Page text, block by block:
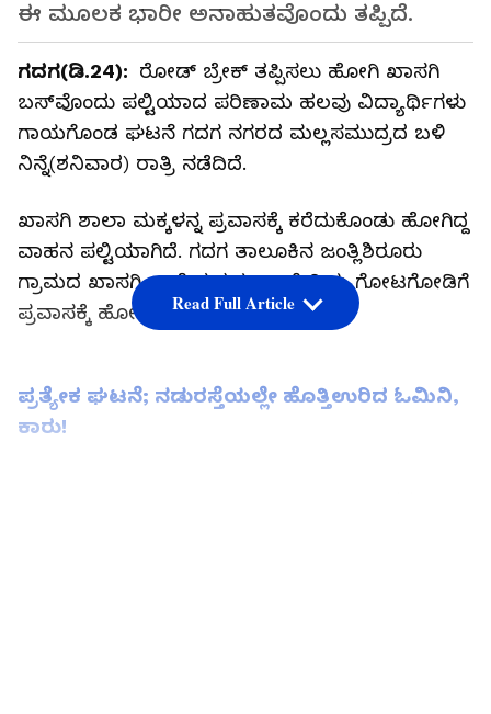
ಈ ಮೂಲಕ ಭಾರೀ ಅನಾಹುತವೊಂದು ತಪ್ಪಿದೆ.
ಗದಗ(ಡಿ.24): ರೋಡ್ ಬ್ರೇಕ್ ತಪ್ಪಿಸಲು ಹೋಗಿ ಖಾಸಗಿ
ಬಸ್‌ವೊಂದು ಪಲ್ಟಿಯಾದ ಪರಿಣಾಮ ಹಲವು ವಿದ್ಯಾರ್ಥಿಗಳು
ಗಾಯಗೊಂಡ ಘಟನೆ ಗದಗ ನಗರದ ಮಲ್ಲಸಮುದ್ರದ ಬಳಿ
ನಿನ್ನೆ(ಶನಿವಾರ) ರಾತ್ರಿ ನಡೆದಿದೆ.
ಖಾಸಗಿ ಶಾಲಾ ಮಕ್ಕಳನ್ನ ಪ್ರವಾಸಕ್ಕೆ ಕರೆದುಕೊಂಡು ಹೋಗಿದ್ದ
ವಾಹನ ಪಲ್ಟಿಯಾಗಿದೆ. ಗದಗ ತಾಲೂಕಿನ ಜಂತ್ಲಿಶಿರೂರು
ಗ್ರಾಮದ ಖಾಸಗಿ ಶಾಲೆ ಮಕ್ಕಳು ಹಾವೇರಿಯ ಗೋಟಗೋಡಿಗೆ
ಪ್ರವಾಸಕ್ಕೆ ಹೋಗಿದರು.
ಪ್ರತ್ಯೇಕ ಘಟನೆ; ನಡುರಸ್ತೆಯಲ್ಲೇ ಹೊತ್ತಿಉರಿದ ಓಮಿನಿ,
ಕಾರು!
Read Full Article